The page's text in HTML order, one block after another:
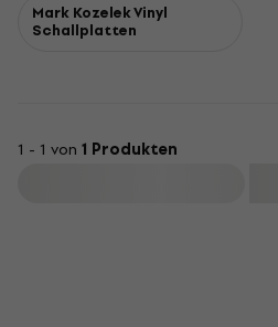
Mark Kozelek Vinyl
Schallplatten
1 - 1 von 1 Produkten